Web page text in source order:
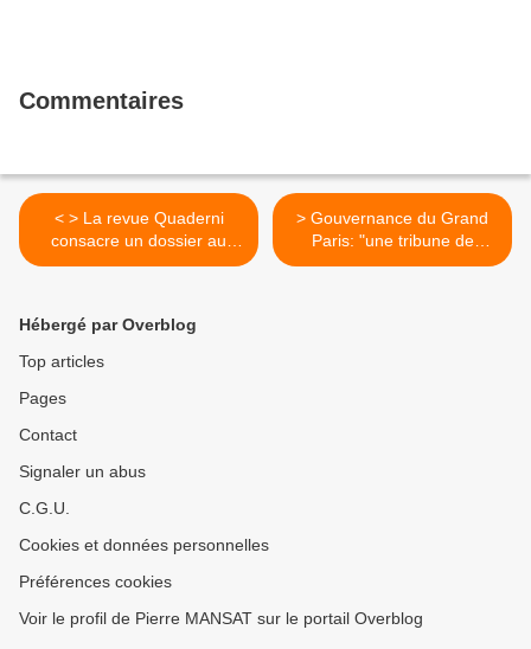
Commentaires
< > La revue Quaderni
consacre un dossier au
grand Paris
> Gouvernance du Grand
Paris: "une tribune de
Pierre Mansat sur le
Hébergé par Overblog
Top articles
Pages
Contact
Signaler un abus
C.G.U.
Cookies et données personnelles
Préférences cookies
Voir le profil de Pierre MANSAT sur le portail Overblog